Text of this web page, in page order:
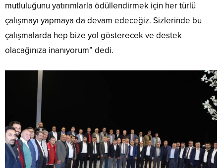
mutluluğunu yatırımlarla ödüllendirmek için her türlü
çalışmayı yapmaya da devam edeceğiz. Sizlerinde bu
çalışmalarda hep bize yol gösterecek ve destek
olacağınıza inanıyorum” dedi.